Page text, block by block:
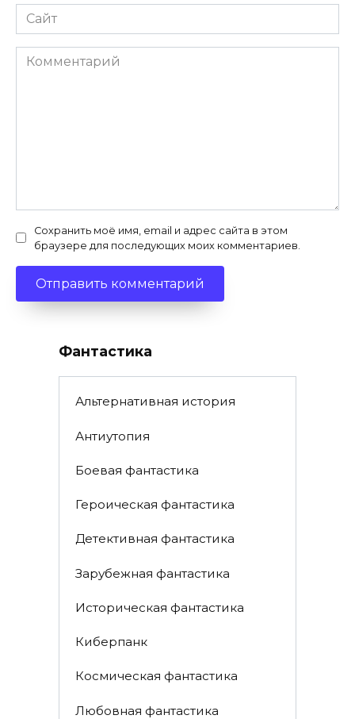
Сайт
Комментарий
Сохранить моё имя, email и адрес сайта в этом
браузере для последующих моих комментариев.
Фантастика
Альтернативная история
Антиутопия
Боевая фантастика
Героическая фантастика
Детективная фантастика
Зарубежная фантастика
Историческая фантастика
Киберпанк
Космическая фантастика
Любовная фантастика